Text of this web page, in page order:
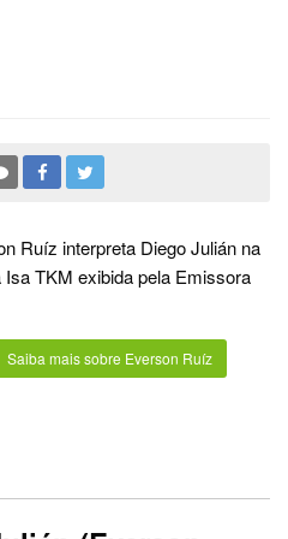
Ruíz interpreta Diego Julián na
Isa TKM exibida pela Emissora
Saiba mais sobre Everson Ruíz